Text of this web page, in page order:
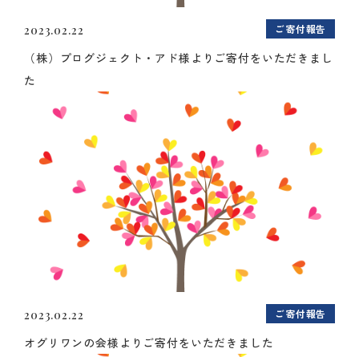
2023.02.22 ご寄付報告
（株）プログジェクト・アド様よりご寄付をいただきまし
た
2023.02.22 ご寄付報告
オグリワンの会様よりご寄付をいただきました